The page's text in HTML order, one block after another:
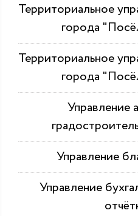
Территориальное
города
Территориальное
города
Управление
Управление
Управление